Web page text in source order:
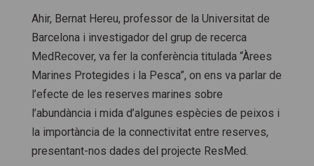
Ahir, Bernat Hereu, professor de la Universitat de
Barcelona i investigador del grup de recerca
MedRecover, va fer la conferència titulada “Àrees
Marines Protegides i la Pesca”, on ens va parlar de
l’efecte de les reserves marines sobre
l’abundància i mida d’algunes espècies de peixos i
la importància de la connectivitat entre reserves,
presentant-nos dades del projecte ResMed.